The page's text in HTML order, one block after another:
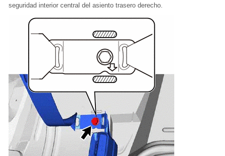
seguridad interior central del asiento trasero derecho.